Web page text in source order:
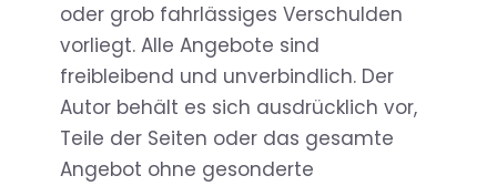
oder grob fahrlässiges Verschulden
vorliegt. Alle Angebote sind
freibleibend und unverbindlich. Der
Autor behält es sich ausdrücklich vor,
Teile der Seiten oder das gesamte
Angebot ohne gesonderte